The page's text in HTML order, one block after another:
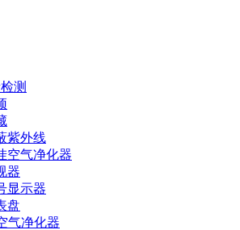
测
紫外线
空气净化器
器
显示器
盘
气净化器